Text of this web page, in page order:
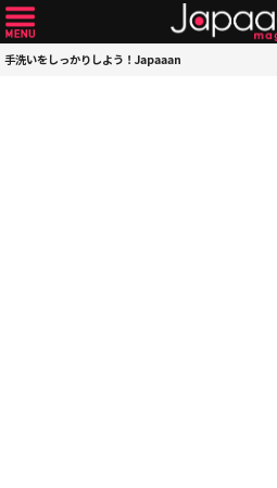
手洗いをしっかりしよう！Japaaan